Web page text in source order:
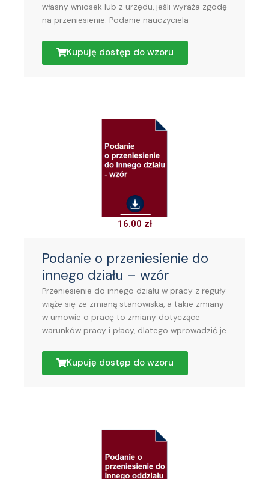
własny wniosek lub z urzędu, jeśli wyraża zgodę
na przeniesienie. Podanie nauczyciela
Kupuję dostęp do wzoru
16.00 zł
Podanie o przeniesienie do
innego działu – wzór
Przeniesienie do innego działu w pracy z reguły
wiąże się ze zmianą stanowiska, a takie zmiany
w umowie o pracę to zmiany dotyczące
warunków pracy i płacy, dlatego wprowadzić je
Kupuję dostęp do wzoru